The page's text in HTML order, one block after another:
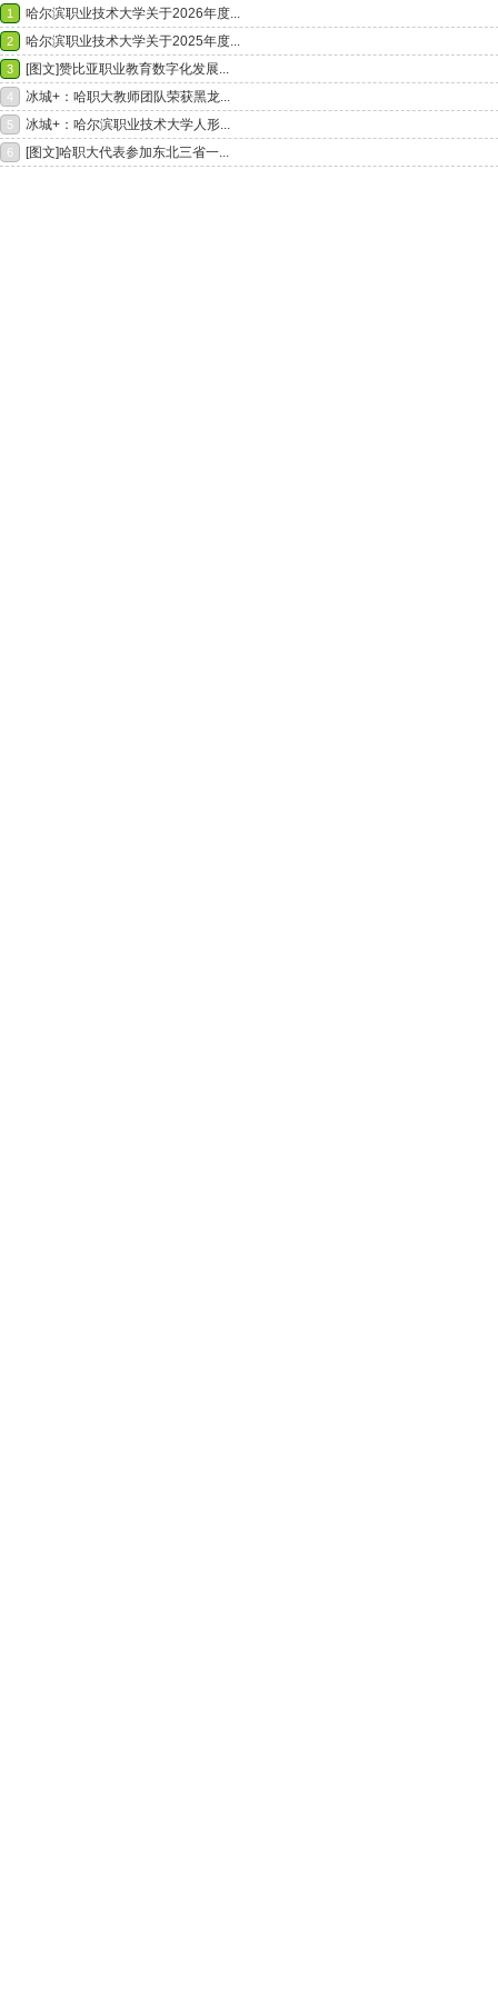
1 哈尔滨职业技术大学关于2026年度...
2 哈尔滨职业技术大学关于2025年度...
3 [图文]赞比亚职业教育数字化发展...
4 冰城+：哈职大教师团队荣获黑龙...
5 冰城+：哈尔滨职业技术大学人形...
6 [图文]哈职大代表参加东北三省一...